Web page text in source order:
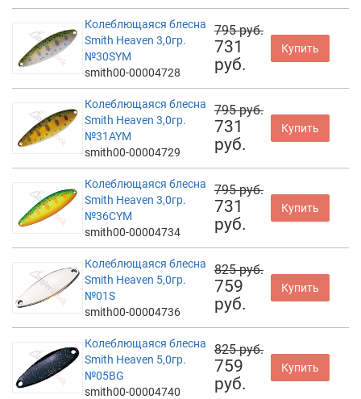
Колеблющаяся блесна
Smith Heaven 3,0гр.
№30SYM
smith00-00004728
795 руб.
731
руб.
Купить
Колеблющаяся блесна
Smith Heaven 3,0гр.
№31AYM
smith00-00004729
795 руб.
731
руб.
Купить
Колеблющаяся блесна
Smith Heaven 3,0гр.
№36CYM
smith00-00004734
795 руб.
731
руб.
Купить
Колеблющаяся блесна
Smith Heaven 5,0гр.
№01S
smith00-00004736
825 руб.
759
руб.
Купить
Колеблющаяся блесна
Smith Heaven 5,0гр.
№05BG
smith00-00004740
825 руб.
759
руб.
Купить